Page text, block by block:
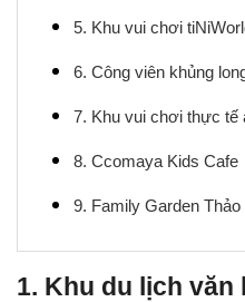
5. Khu vui chơi
6. Công viên khủng
7. Khu vui chơi thực tế
8. Ccomaya Kids Cafe
9. Family Garden
1. Khu du lịch văn